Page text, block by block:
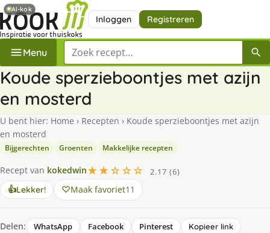
Inloggen Registreren
Menu Zoek een recept
Koude sperzieboontjes met azijn
en mosterd
U bent hier: Home › Recepten › Koude sperzieboontjes met azijn
en mosterd
Bijgerechten Groenten Makkelijke recepten
Recept van kokedwin★★☆☆☆
2.17 (6)
👍Lekker! Maak favoriet11
Delen: WhatsApp Facebook Pinterest
Kopieer link
AI-kok